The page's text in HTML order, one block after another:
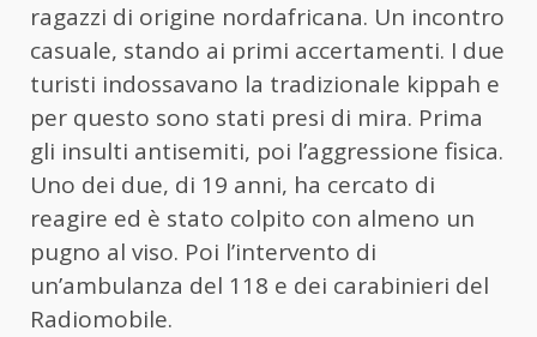
ragazzi di origine nordafricana. Un incontro
casuale, stando ai primi accertamenti. I due
turisti indossavano la tradizionale kippah e
per questo sono stati presi di mira. Prima
gli insulti antisemiti, poi l’aggressione fisica.
Uno dei due, di 19 anni, ha cercato di
reagire ed è stato colpito con almeno un
pugno al viso. Poi l’intervento di
un’ambulanza del 118 e dei carabinieri del
Radiomobile.